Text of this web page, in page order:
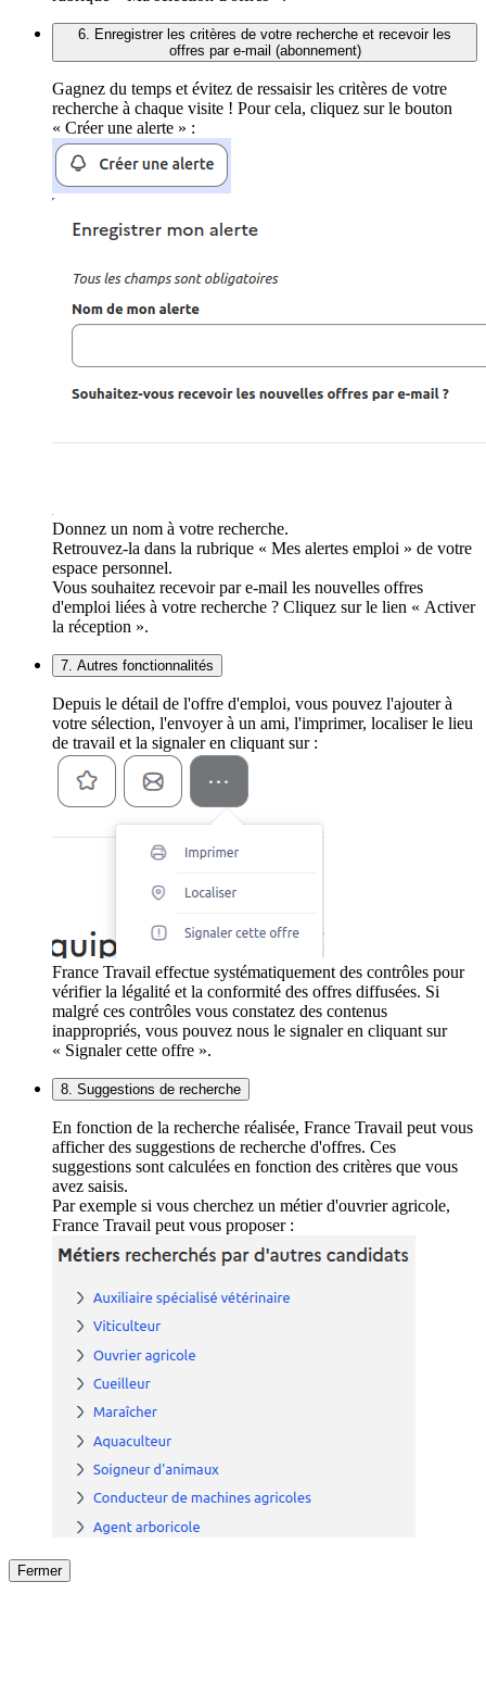
6. Enregistrer les critères de votre recherche et recevoir les
offres par e-mail (abonnement)
Gagnez du temps et évitez de ressaisir les critères de votre
recherche à chaque visite ! Pour cela, cliquez sur le bouton
« Créer une alerte » :
Donnez un nom à votre recherche.
Retrouvez-la dans la rubrique « Mes alertes emploi » de votre
espace personnel.
Vous souhaitez recevoir par e-mail les nouvelles offres
d'emploi liées à votre recherche ? Cliquez sur le lien « Activer
la réception ».
7. Autres fonctionnalités
Depuis le détail de l'offre d'emploi, vous pouvez l'ajouter à
votre sélection, l'envoyer à un ami, l'imprimer, localiser le lieu
de travail et la signaler en cliquant sur :
France Travail effectue systématiquement des contrôles pour
vérifier la légalité et la conformité des offres diffusées. Si
malgré ces contrôles vous constatez des contenus
inappropriés, vous pouvez nous le signaler en cliquant sur
« Signaler cette offre ».
8. Suggestions de recherche
En fonction de la recherche réalisée, France Travail peut vous
afficher des suggestions de recherche d'offres. Ces
suggestions sont calculées en fonction des critères que vous
avez saisis.
Par exemple si vous cherchez un métier d'ouvrier agricole,
France Travail peut vous proposer :
Fermer